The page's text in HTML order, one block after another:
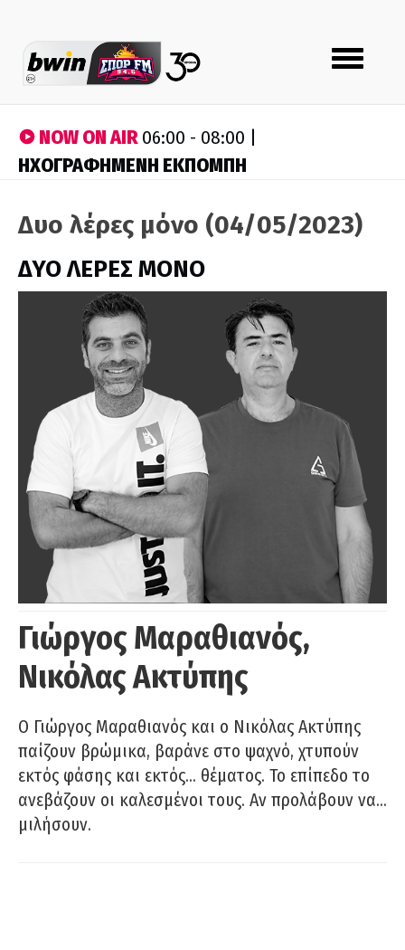
Toggle
navigation
NOW ON AIR06:00 - 08:00 |
ΗΧΟΓΡΑΦΗΜΕΝΗ ΕΚΠΟΜΠΗ
Δυο λέρες μόνο (04/05/2023)
ΔΥΟ ΛΕΡΕΣ ΜΟΝΟ
Γιώργος Μαραθιανός,
Νικόλας Ακτύπης
Ο Γιώργος Μαραθιανός και ο Νικόλας Ακτύπης
παίζουν βρώμικα, βαράνε στο ψαχνό, χτυπούν
εκτός φάσης και εκτός… θέματος. Το επίπεδο το
ανεβάζουν οι καλεσμένοι τους. Αν προλάβουν να…
μιλήσουν.